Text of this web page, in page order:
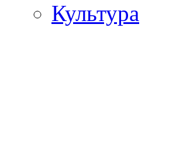
Культура